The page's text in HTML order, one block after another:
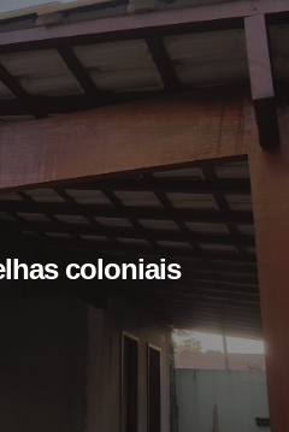
coloniais